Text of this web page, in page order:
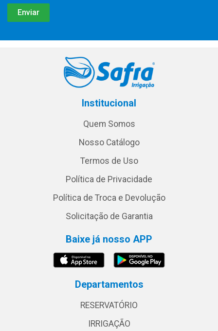
Institucional
Quem Somos
Nosso Catálogo
Termos de Uso
Política de Privacidade
Política de Troca e Devolução
Solicitação de Garantia
Baixe já nosso APP
Departamentos
RESERVATÓRIO
IRRIGAÇÃO